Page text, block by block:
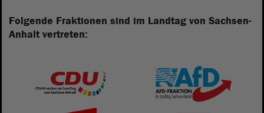
Folgende Fraktionen sind im Landtag von Sachsen-
Anhalt vertreten: